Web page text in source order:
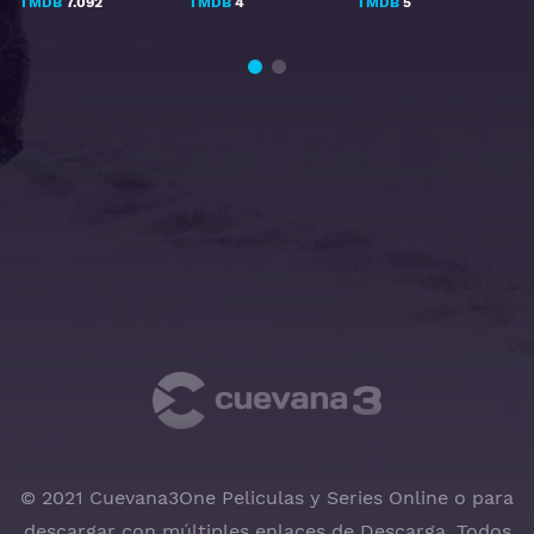
© 2021 Cuevana3One Peliculas y Series Online o para